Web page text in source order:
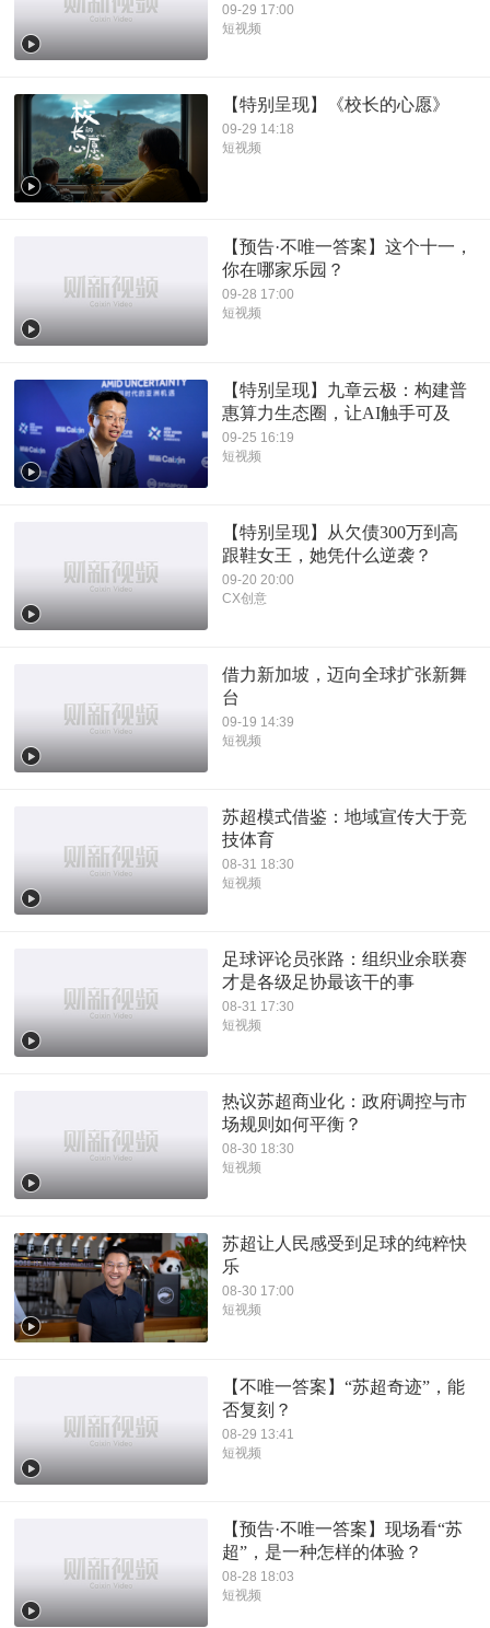
09-29 17:00
短视频
【特别呈现】《校长的心愿》
09-29 14:18
短视频
【预告·不唯一答案】这个十一，
你在哪家乐园？
09-28 17:00
短视频
【特别呈现】九章云极：构建普
惠算力生态圈，让AI触手可及
09-25 16:19
短视频
【特别呈现】从欠债300万到高
跟鞋女王，她凭什么逆袭？
09-20 20:00
CX创意
借力新加坡，迈向全球扩张新舞
台
09-19 14:39
短视频
苏超模式借鉴：地域宣传大于竞
技体育
08-31 18:30
短视频
足球评论员张路：组织业余联赛
才是各级足协最该干的事
08-31 17:30
短视频
热议苏超商业化：政府调控与市
场规则如何平衡？
08-30 18:30
短视频
苏超让人民感受到足球的纯粹快
乐
08-30 17:00
短视频
【不唯一答案】“苏超奇迹”，能
否复刻？
08-29 13:41
短视频
【预告·不唯一答案】现场看“苏
超”，是一种怎样的体验？
08-28 18:03
短视频